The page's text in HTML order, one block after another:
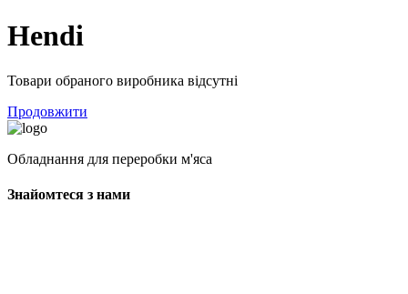
Hendi
Товари обраного виробника відсутні
Продовжити
Обладнання для переробки м'яса
Знайомтеся з нами